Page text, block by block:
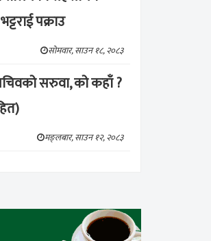
पक्राउ
सोमवार, साउन १८, २०८३
सरुवा, को कहाँ ?
मङ्लबार, साउन १२, २०८३